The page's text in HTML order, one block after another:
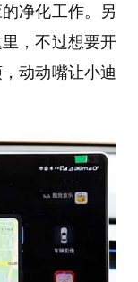
净化工作。另
，不过想要开
动动嘴让小迪